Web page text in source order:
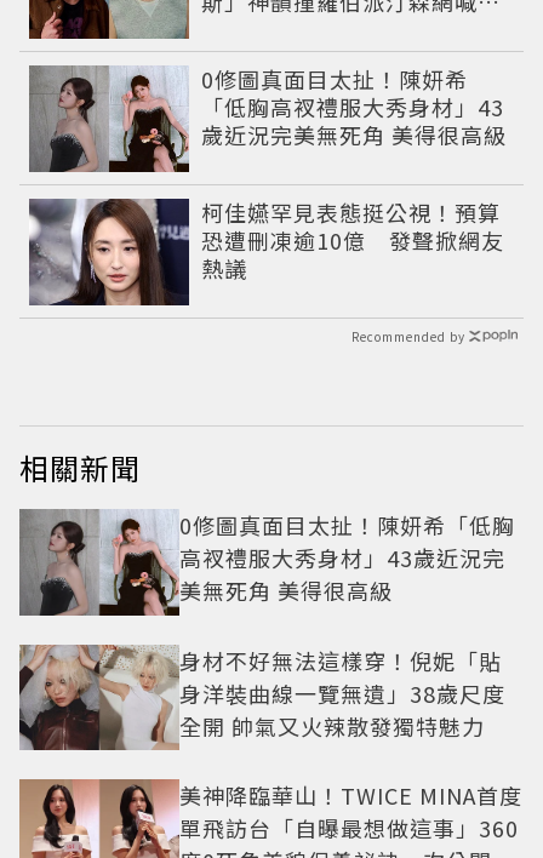
0修圖真面目太扯！陳妍希
「低胸高衩禮服大秀身材」43
歲近況完美無死角 美得很高級
柯佳嬿罕見表態挺公視！預算
恐遭刪凍逾10億 發聲掀網友
熱議
Recommended by
相關新聞
0修圖真面目太扯！陳妍希「低胸
高衩禮服大秀身材」43歲近況完
美無死角 美得很高級
身材不好無法這樣穿！倪妮「貼
身洋裝曲線一覽無遺」38歲尺度
全開 帥氣又火辣散發獨特魅力
美神降臨華山！TWICE MINA首度
單飛訪台「自曝最想做這事」360